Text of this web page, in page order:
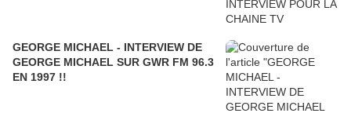
GEORGE MICHAEL - INTERVIEW DE
GEORGE MICHAEL SUR GWR FM 96.3
EN 1997 !!